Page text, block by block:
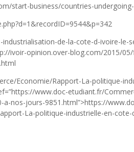
start-business/countries-
de-la-cote-d-ivoire-le-
ivoir-opinion.over-blog.com/2015/
Economie/Rapport-La-politique-
www.doc-etudiant.fr/
nos-jours-9851.html”>https://
La-politique-industrielle-en-